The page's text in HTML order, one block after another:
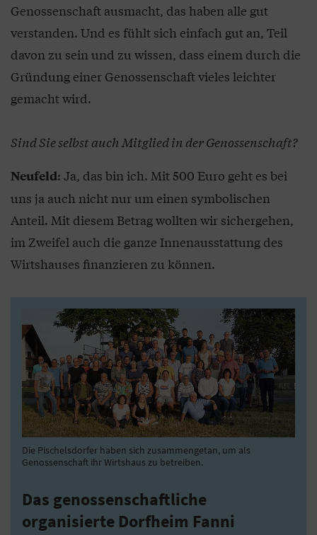
Genossenschaft ausmacht, das haben alle gut
verstanden. Und es fühlt sich einfach gut an, Teil
davon zu sein und zu wissen, dass einem durch die
Gründung einer Genossenschaft vieles leichter
gemacht wird.
Sind Sie selbst auch Mitglied in der Genossenschaft?
Neufeld: Ja, das bin ich. Mit 500 Euro geht es bei
uns ja auch nicht nur um einen symbolischen
Anteil. Mit diesem Betrag wollten wir sichergehen,
im Zweifel auch die ganze Innenausstattung des
Wirtshauses finanzieren zu können.
Die Pischelsdorfer haben sich zusammengetan, um als
Genossenschaft ihr Wirtshaus zu betreiben.
Das genossenschaftliche
organisierte Dorfheim Fanni